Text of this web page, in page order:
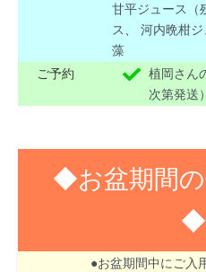
甘平ジュース（
ス
、河内晩柑ジ
藻
ご予約
植岡さん
次第発送）
◆お盆期間の
８月１３日(木)～１６日
●お盆期間中にご入用